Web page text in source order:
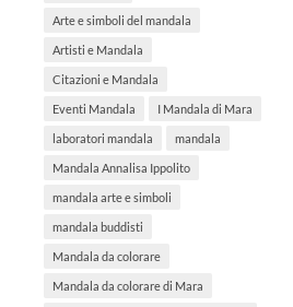
Arte e simboli del mandala
Artisti e Mandala
Citazioni e Mandala
Eventi Mandala I Mandala di Mara
laboratori mandala mandala
Mandala Annalisa Ippolito
mandala arte e simboli
mandala buddisti
Mandala da colorare
Mandala da colorare di Mara